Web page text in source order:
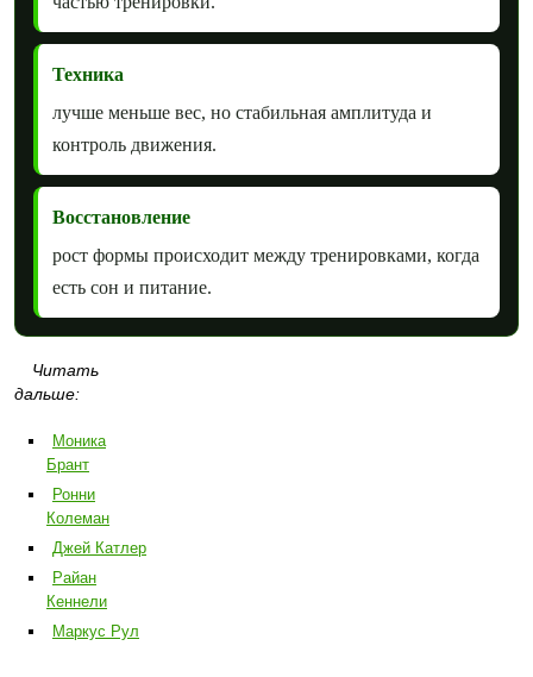
Техника
лучше меньше вес, но стабильная амплитуда и
контроль движения.
Восстановление
рост формы происходит между тренировками, когда
есть сон и питание.
Читать
дальше:
Моника
Брант
Ронни
Колеман
Джей Катлер
Райан
Кеннели
Маркус Рул